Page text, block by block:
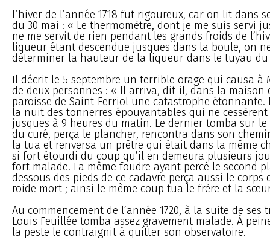
L’hiver de l’année 1718 fut rigoureux, car on lit dans
du 30 mai : « Le thermomètre, dont je me suis servi
ne me servit de rien pendant les grands froids de
liqueur étant descendue jusques dans la boule, on
déterminer la hauteur de la liqueur dans le tuyau
Il décrit le 5 septembre un terrible orage qui causa à
de deux personnes : « Il arriva, dit-il, dans la maison
paroisse de Saint-Ferriol une catastrophe étonnante.
la nuit des tonnerres épouvantables qui ne
jusques à 9 heures du matin. Le dernier tomba sur
du curé, perça le plancher, rencontra dans son
la tua et renversa un prêtre qui était dans la même
si fort étourdi du coup qu’il en demeura plusieurs
fort malade. La même foudre ayant percé le second
dessous des pieds de ce cadavre perça aussi le
roide mort ; ainsi le même coup tua le frère et la
Au commencement de l’année 1720, à la suite de ses
Louis Feuillée tomba assez gravement malade. À
la peste le contraignit à quitter son observatoire.